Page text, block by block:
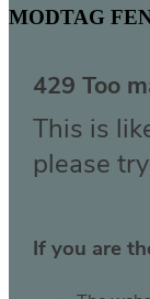
MODTAG